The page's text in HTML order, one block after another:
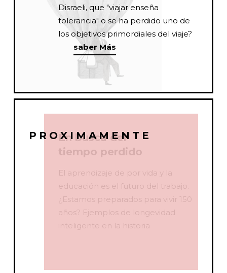
Disraeli, que "viajar enseña
tolerancia" o se ha perdido uno de
los objetivos primordiales del viaje?
saber Más
PROXIMAMENTE
En busca del
tiempo perdido
El aprendizaje de por vida y la
educación es el futuro del trabajo.
¿Estamos preparados para vivir 150
años? Ejemplos de longevidad
inteligente en la historia